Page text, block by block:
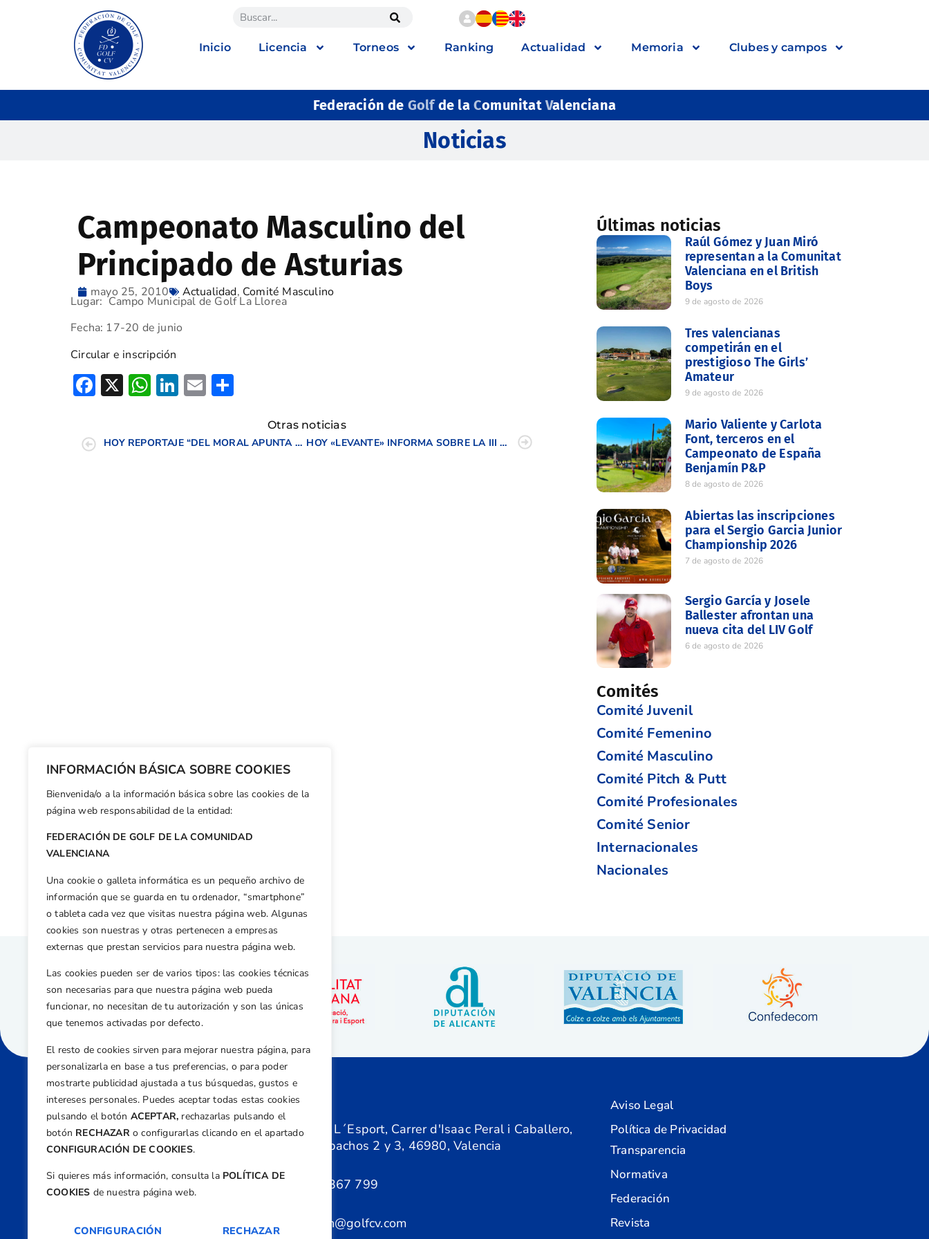
INFORMACIÓN BÁSICA SOBRE COOKIES
Bienvenida/o a la información básica sobre las cookies de la
página web responsabilidad de la entidad:
FEDERACIÓN DE GOLF DE LA COMUNIDAD
VALENCIANA
Una cookie o galleta informática es un pequeño archivo de
información que se guarda en tu ordenador, “smartphone”
o tableta cada vez que visitas nuestra página web. Algunas
cookies son nuestras y otras pertenecen a empresas
externas que prestan servicios para nuestra página web.
Las cookies pueden ser de varios tipos: las cookies técnicas
son necesarias para que nuestra página web pueda
funcionar, no necesitan de tu autorización y son las únicas
que tenemos activadas por defecto.
El resto de cookies sirven para mejorar nuestra página, para
personalizarla en base a tus preferencias, o para poder
mostrarte publicidad ajustada a tus búsquedas, gustos e
intereses personales. Puedes aceptar todas estas cookies
pulsando el botón ACEPTAR, rechazarlas pulsando el
botón RECHAZARo configurarlas clicando en el apartado
CONFIGURACIÓN DE COOKIES.
Si quieres más información, consulta la POLÍTICA DE
COOKIES de nuestra página web.
CONFIGURACIÓN RECHAZAR
Inicio Licencia Torneos Ranking Actualidad Memoria Clubes y campos
Federación de Golfde la ComunitatValenciana
Noticias
Campeonato Masculino del
Principado de Asturias
mayo 25, 2010 Actualidad, Comité Masculino
Lugar: Campo Municipal de Golf La Llorea
Fecha: 17-20 de junio
Circular e inscripción
Facebook
X WhatsApp
LinkedIn
Email
Otras noticias
HOY REPORTAJE “DEL MORAL APUNTA ALTO” CON SUPERDEPORTE
HOY «LEVANTE» INFORMA SOBRE LA III PRUEBA DE PROFESIONALES
Últimas noticias
Raúl Gómez y Juan Miró
representan a la Comunitat
Valenciana en el British
Boys
9 de agosto de 2026
Tres valencianas
competirán en el
prestigioso The Girls’
Amateur
9 de agosto de 2026
Mario Valiente y Carlota
Font, terceros en el
Campeonato de España
Benjamín P&P
8 de agosto de 2026
Abiertas las inscripciones
para el Sergio Garcia Junior
Championship 2026
7 de agosto de 2026
Sergio García y Josele
Ballester afrontan una
nueva cita del LIV Golf
6 de agosto de 2026
Comités
Comité Juvenil
Comité Femenino
Comité Masculino
Comité Pitch & Putt
Comité Profesionales
Comité Senior
Internacionales
Nacionales
Dirección
Centre de L´Esport, Carrer d'Isaac Peral i Caballero,
Nº 5, Despachos 2 y 3, 46980, Valencia
+34 961 367 799
federacion@golfcv.com
Aviso Legal
Política de Privacidad
Transparencia
Normativa
Federación
Revista